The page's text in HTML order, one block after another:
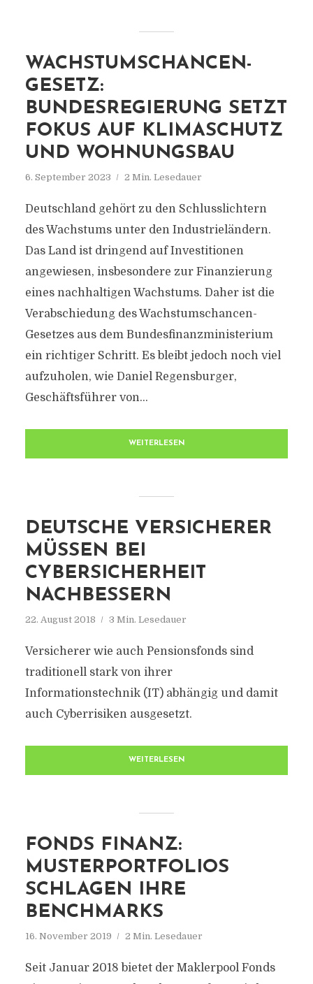
WACHSTUMSCHANCEN-
GESETZ:
BUNDESREGIERUNG SETZT
FOKUS AUF KLIMASCHUTZ
UND WOHNUNGSBAU
6. September 2023 2 Min. Lesedauer
Deutschland gehört zu den Schlusslichtern
des Wachstums unter den Industrieländern.
Das Land ist dringend auf Investitionen
angewiesen, insbesondere zur Finanzierung
eines nachhaltigen Wachstums. Daher ist die
Verabschiedung des Wachstumschancen-
Gesetzes aus dem Bundesfinanzministerium
ein richtiger Schritt. Es bleibt jedoch noch viel
aufzuholen, wie Daniel Regensburger,
Geschäftsführer von...
WEITERLESEN
DEUTSCHE VERSICHERER
MÜSSEN BEI
CYBERSICHERHEIT
NACHBESSERN
22. August 2018 3 Min. Lesedauer
Versicherer wie auch Pensionsfonds sind
traditionell stark von ihrer
Informationstechnik (IT) abhängig und damit
auch Cyberrisiken ausgesetzt.
WEITERLESEN
FONDS FINANZ:
MUSTERPORTFOLIOS
SCHLAGEN IHRE
BENCHMARKS
16. November 2019 2 Min. Lesedauer
Seit Januar 2018 bietet der Maklerpool Fonds